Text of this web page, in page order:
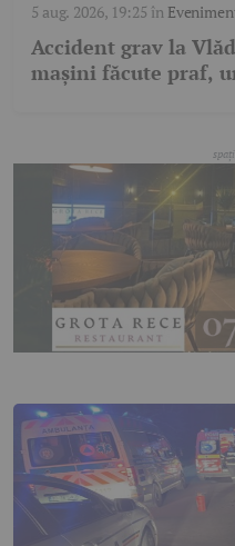
5 aug. 2026, 19:25 în
Accident grav la
mașini făcute praf,